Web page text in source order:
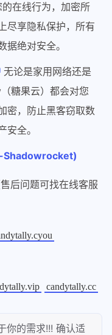
的在线行为，加密所
尽享隐私保护，所有
据绝对安全。
无论是家用网络还是
糖果云）都会对您
密，防止黑客窃取数
全。
-Shadowrocket)
售后问题可找在线客服
candytally.cc
你的需求!!! 确认适